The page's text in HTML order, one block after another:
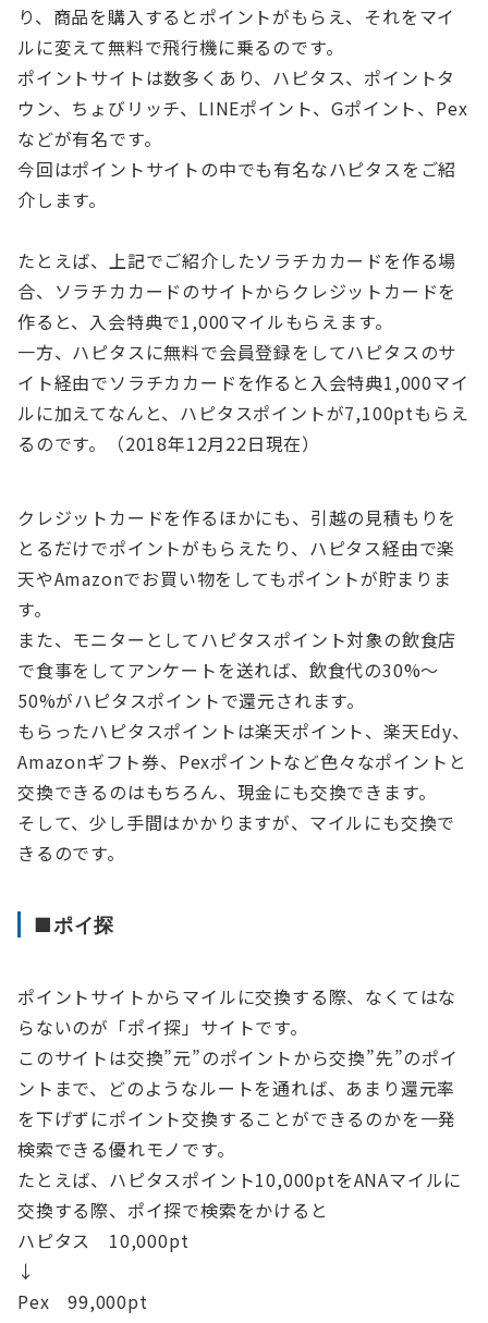
り、商品を購入するとポイントがもらえ、それをマイ
ルに変えて無料で飛行機に乗るのです。
ポイントサイトは数多くあり、ハピタス、ポイントタ
ウン、ちょびリッチ、LINEポイント、Gポイント、Pex
などが有名です。
今回はポイントサイトの中でも有名なハピタスをご紹
介します。
たとえば、上記でご紹介したソラチカカードを作る場
合、ソラチカカードのサイトからクレジットカードを
作ると、入会特典で1,000マイルもらえます。
一方、ハピタスに無料で会員登録をしてハピタスのサ
イト経由でソラチカカードを作ると入会特典1,000マイ
ルに加えてなんと、ハピタスポイントが7,100ptもらえ
るのです。（2018年12月22日現在）
クレジットカードを作るほかにも、引越の見積もりを
とるだけでポイントがもらえたり、ハピタス経由で楽
天やAmazonでお買い物をしてもポイントが貯まりま
す。
また、モニターとしてハピタスポイント対象の飲食店
で食事をしてアンケートを送れば、飲食代の30%～
50%がハピタスポイントで還元されます。
もらったハピタスポイントは楽天ポイント、楽天Edy、
Amazonギフト券、Pexポイントなど色々なポイントと
交換できるのはもちろん、現金にも交換できます。
そして、少し手間はかかりますが、マイルにも交換で
きるのです。
■ポイ探
ポイントサイトからマイルに交換する際、なくてはな
らないのが「ポイ探」サイトです。
このサイトは交換”元”のポイントから交換”先”のポイ
ントまで、どのようなルートを通れば、あまり還元率
を下げずにポイント交換することができるのかを一発
検索できる優れモノです。
たとえば、ハピタスポイント10,000ptをANAマイルに
交換する際、ポイ探で検索をかけると
ハピタス 10,000pt
↓
Pex 99,000pt